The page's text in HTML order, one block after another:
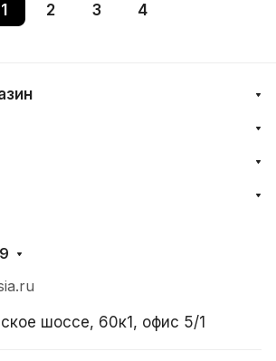
1 2 3 4
шоссе, 60к1, офис 5/1